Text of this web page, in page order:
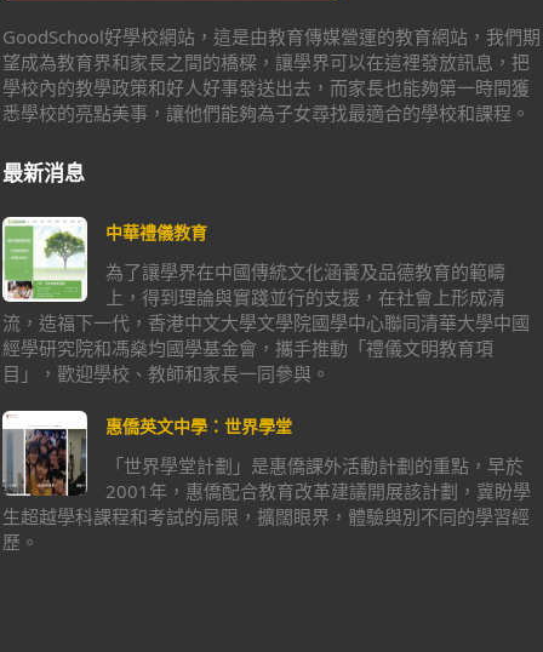
GoodSchool好學校網站，這是由教育傳媒營運的教育網站，我們期
望成為教育界和家長之間的橋樑，讓學界可以在這裡發放訊息，把
學校內的教學政策和好人好事發送出去，而家長也能夠第一時間獲
悉學校的亮點美事，讓他們能夠為子女尋找最適合的學校和課程。
最新消息
中華禮儀教育
為了讓學界在中國傳統文化涵養及品德教育的範疇
上，得到理論與實踐並行的支援，在社會上形成清
流，造福下一代，香港中文大學文學院國學中心聯同清華大學中國
經學研究院和馮燊均國學基金會，攜手推動「禮儀文明教育項
目」，歡迎學校、教師和家長一同參與。
惠僑英文中學：世界學堂
「世界學堂計劃」是惠僑課外活動計劃的重點，早於
2001年，惠僑配合教育改革建議開展該計劃，冀盼學
生超越學科課程和考試的局限，擴闊眼界，體驗與別不同的學習經
歷。